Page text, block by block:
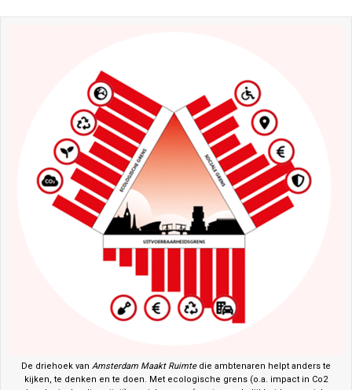
De driehoek van Amsterdam Maakt Ruimtedie ambtenaren helpt anders te
kijken, te denken en te doen. Met ecologische grens (o.a. impact in Co2